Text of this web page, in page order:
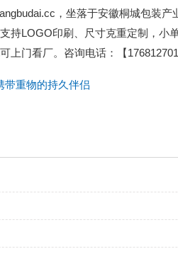
，坐落于安徽桐城包装
持LOGO印刷、尺寸克重定制，小
门看厂。咨询电话：【
带重物的持久伴侣